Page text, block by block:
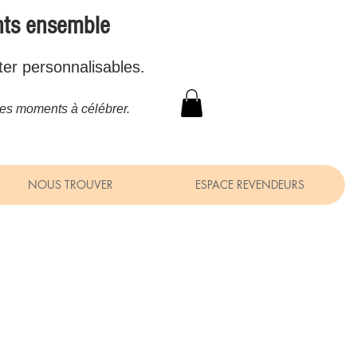
ensemble
personnalisables.
moments à célébrer.
NOUS TROUVER ESPACE REVENDEURS